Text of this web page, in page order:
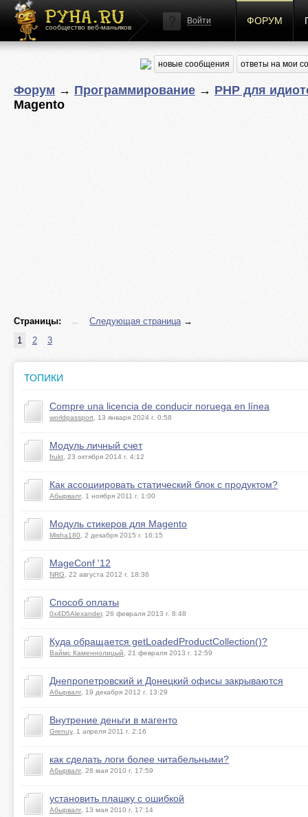
сообщество веб-маньяков
Войти ФОРУМ
новые сообщения ответы на мои
Форум → Программирование → PHP для
Magento
Страницы: ← Следующая страница→
1
2 3
ТОПИКИ
Compre una licencia de conducir noruega en línea
worldpassport , 13 января 2024 г. 0:58
Модуль личный счет
frukt , 23 октября 2014 г. 4:12
Как ассоциировать статический блок с продуктом?
Абырвалг, 1 ноября 2011 г. 1:00
Модуль стикеров для Magento
Misha180 , 2 декабря 2015 г. 16:15
MageConf '12
NRG , 22 августа 2012 г. 18:36
Способ оплаты
0x4D5Alexander, 26 февраля 2013 г. 8:48
Куда обращается getLoadedProductCollection()?
Ваймс Каменнолицый , 21 февраля 2013 г. 12:59
Днепропетровский и Донецкий офисы закрываются
Абырвалг, 19 декабря 2012 г. 13:29
Внутрение деньги в магенто
Grenuy, 1 апреля 2011 г. 2:16
как сделать логи более читабельными?
Абырвалг, 28 мая 2010 г. 17:59
установить плашку с ошибкой
Абырвалг, 13 мая 2010 г. 17:14